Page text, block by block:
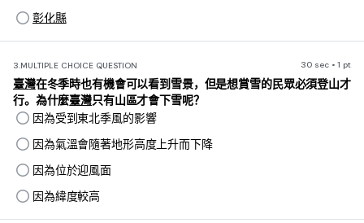
彰化縣
3.MULTIPLE CHOICE QUESTION 30 sec • 1 pt
臺灣在冬季時也有機會可以看到雪景，但是想賞雪的民眾必須登山才
行。為什麼臺灣只有山區才會下雪呢？
因為受到東北季風的影響
因為氣溫會隨著地形高度上升而下降
因為位於迎風面
因為緯度較高